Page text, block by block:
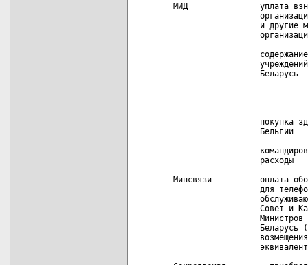
МИД               уплата
и другие
Беларусь
покупка
Бельгии
расходы
Минсвязи          оплата
для
Совет и
Министров
Беларусь